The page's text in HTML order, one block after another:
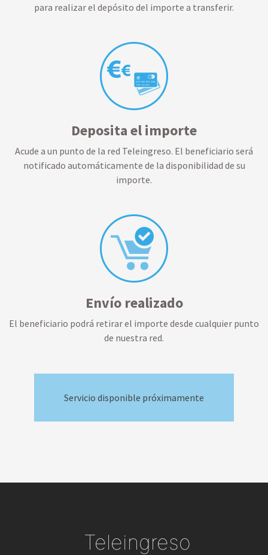
para realizar el depósito del importe a transferir.
Deposita el importe
Acude a un punto de la red Teleingreso. El beneficiario será
notificado automáticamente de la disponibilidad de su
importe.
Envío realizado
El beneficiario podrá retirar el importe desde cualquier punto
de nuestra red.
Servicio disponible próximamente
Teleingreso